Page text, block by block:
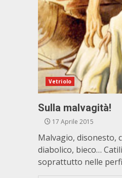
Vetriolo
Sulla malvagità!
17 Aprile 2015
Malvagio, disonesto,
diabolico, bieco…
soprattutto nelle